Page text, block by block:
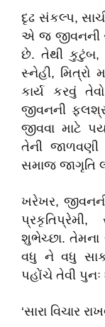
દૃઢ સંકલ્પ,
એ જ જીવનની
છે. તેથી કુટુંબ,
સ્નેહી, મિત્રો
કાર્ય કરવું
જીવનની
જીવવા માટે
તેની જાળવણી
સમાજ જાગૃતિ
ખરેખર,
પ્રકૃતિપ્રેમી,
શુભેચ્છા. તેમના
વધુ ને વધુ
પહોંચે તેવી
‘સારા વિચાર